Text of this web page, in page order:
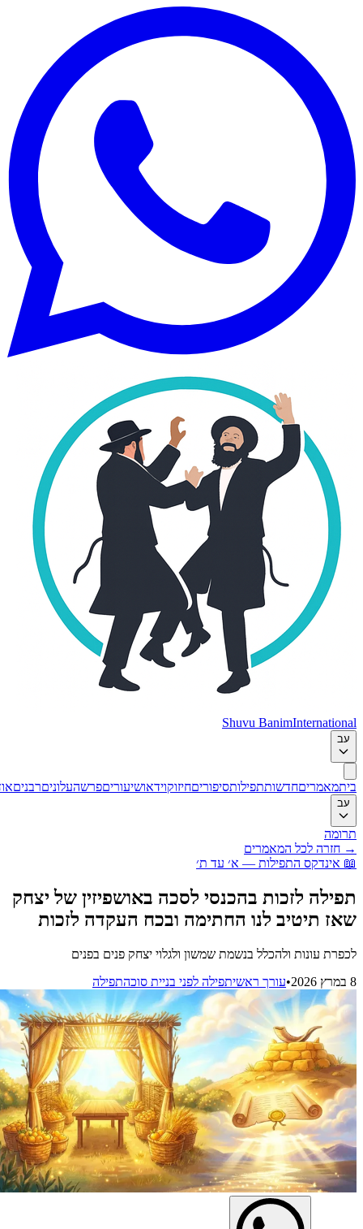
Shuvu Banim
מאמריםחדשותתפילותסיפוריםחיזוקוידאושיעוריםפרשהעלוניםרבניםאודות
חזרה לכל המאמרים
אינדקס התפילות — א׳ עד ת׳
לזכות בהכנסי לסכה באושפיזין של יצחק
תיטיב לנו החתימה ובכח העקדה לזכות
עונות ולהכלל בנשמת שמשון ולגלוי יצחק פנים בפנים
•עורך ראשיתפילה לפני בניית סוכהתפילה